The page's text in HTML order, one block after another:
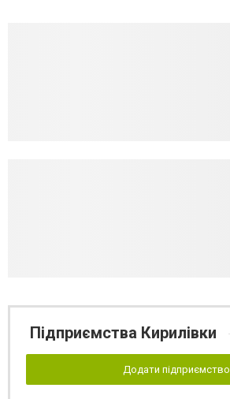
Підприємства Кирилівки
Додати підприємство